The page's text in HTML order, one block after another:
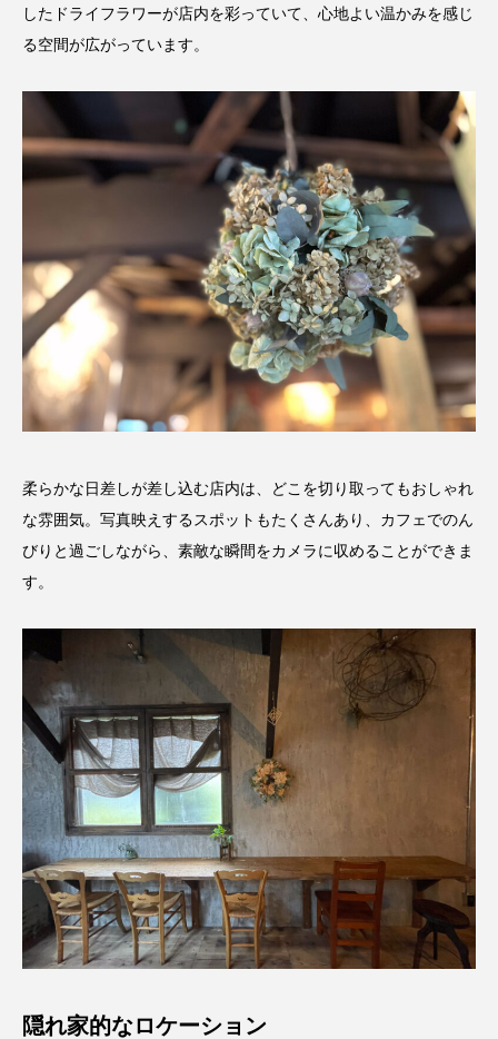
したドライフラワーが店内を彩っていて、心地よい温かみを感じ
る空間が広がっています。
柔らかな日差しが差し込む店内は、どこを切り取ってもおしゃれ
な雰囲気。写真映えするスポットもたくさんあり、カフェでのん
びりと過ごしながら、素敵な瞬間をカメラに収めることができま
す。
隠れ家的なロケーション